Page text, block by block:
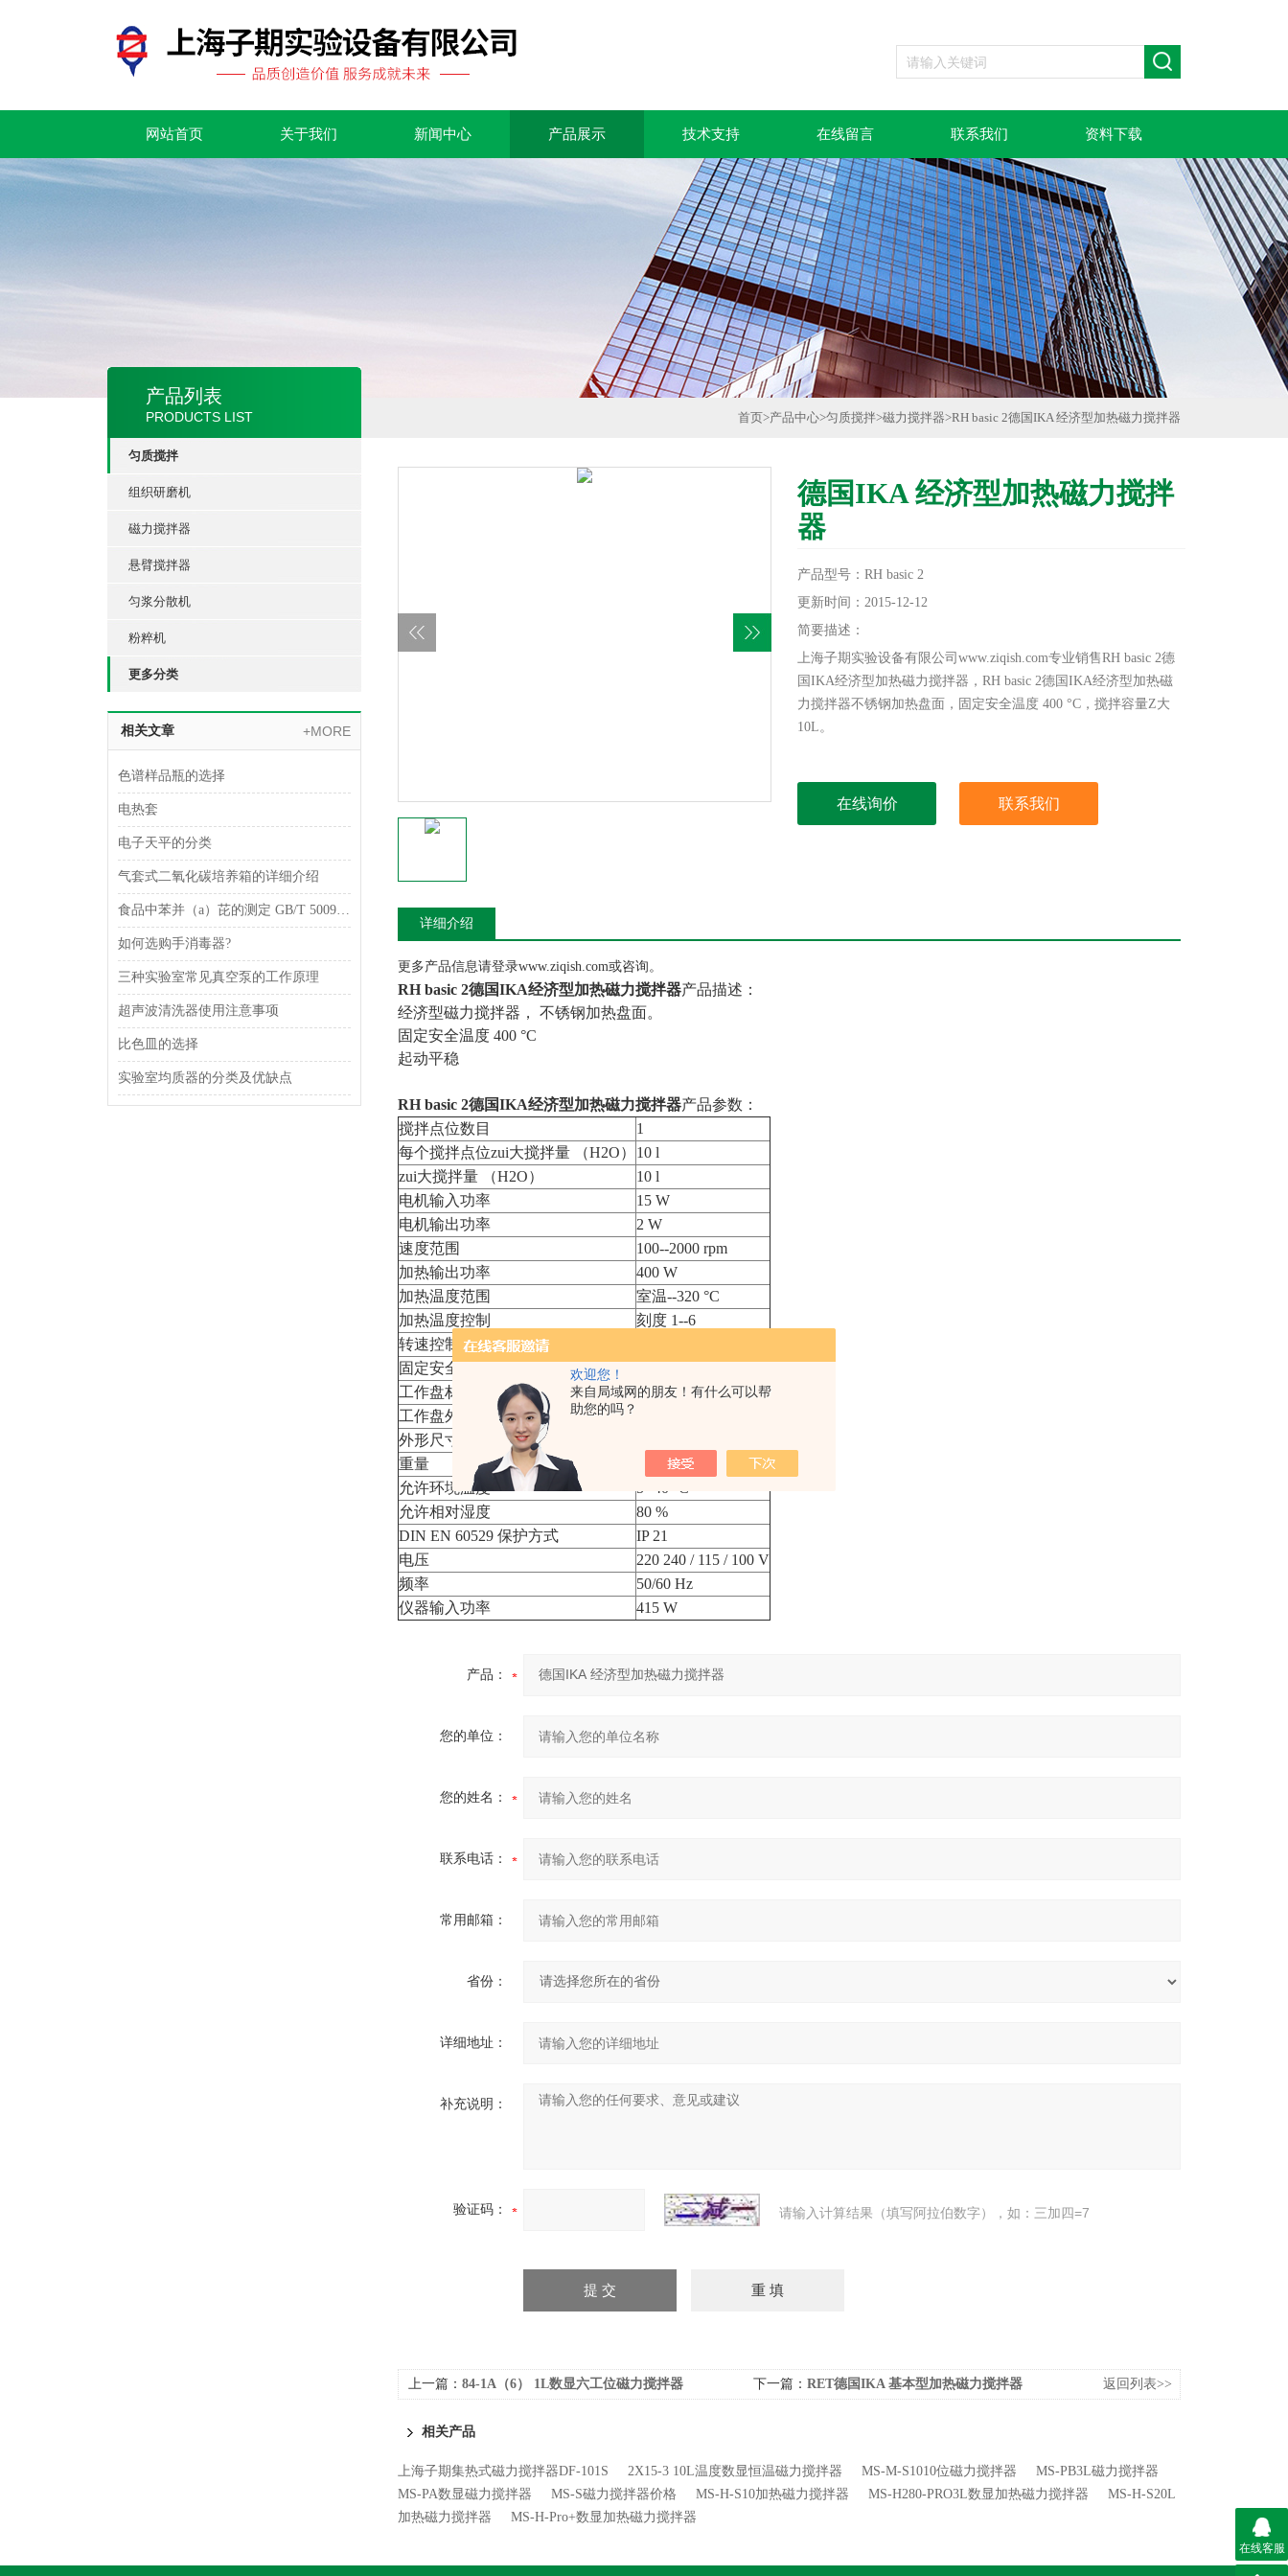
欢迎您！
来自局域网的朋友！有什么可以帮
助您的吗？
网站首页 关于我们 新闻中心 产品展示 技术支持 在线留言 联系我们 资料下载
产品列表
PRODUCTS LIST
匀质搅拌
组织研磨机
磁力搅拌器
悬臂搅拌器
匀浆分散机
粉粹机
更多分类
相关文章 +MORE
色谱样品瓶的选择
电热套
电子天平的分类
气套式二氧化碳培养箱的详细介绍
食品中苯并（a）芘的测定 GB/T 5009.27-2003
如何选购手消毒器?
三种实验室常见真空泵的工作原理
超声波清洗器使用注意事项
比色皿的选择
实验室均质器的分类及优缺点
首页>产品中心>匀质搅拌>磁力搅拌器>RH basic 2德国IKA 经济型加热磁力搅拌器
德国IKA 经济型加热磁力搅拌
器
产品型号：RH basic 2
更新时间：2015-12-12
简要描述：
上海子期实验设备有限公司www.ziqish.com专业销售RH basic 2德
国IKA经济型加热磁力搅拌器，RH basic 2德国IKA经济型加热磁
力搅拌器不锈钢加热盘面，固定安全温度 400 °C，搅拌容量Z大
10L。
在线询价 联系我们
详细介绍
更多产品信息请登录www.ziqish.com或咨询。
RH basic 2德国IKA经济型加热磁力搅拌器产品描述：
经济型磁力搅拌器， 不锈钢加热盘面。
固定安全温度 400 °C
起动平稳
RH basic 2德国IKA经济型加热磁力搅拌器产品参数：
搅拌点位数目
1
每个搅拌点位zui大搅拌量 （H2O）
10 l
zui大搅拌量 （H2O）
10 l
电机输入功率
15 W
电机输出功率
2 W
速度范围
100--2000 rpm
加热输出功率
400 W
加热温度范围
室温--320 °C
加热温度控制
刻度 1--6
转速控制
固定安全温度回路
工作盘材质
不锈钢 1.4301
工作盘外形尺寸
外形尺寸
重量
2.4 kg
允许环境温度
5--40 °C
允许相对湿度
80 %
DIN EN 60529 保护方式
IP 21
电压
220 240 / 115 / 100 V
频率
50/60 Hz
仪器输入功率
415 W
产品：
您的单位：
您的姓名：
联系电话：
常用邮箱：
省份：
详细地址：
补充说明：
验证码： 请输入计算结果（填写阿拉伯数字），如：三加四=7
上一篇： 84-1A（6） 1L数显六工位磁力搅拌器 下一篇： RET德国IKA 基本型加热磁力搅拌器 返回列表>>
相关产品
上海子期集热式磁力搅拌器DF-101S 2X15-3 10L温度数显恒温磁力搅拌器 MS-M-S1010位磁力搅拌器
MS-PB3L磁力搅拌器
MS-PA数显磁力搅拌器
MS-S磁力搅拌器价格 MS-H-S10加热磁力搅拌器 MS-H280-PRO3L数显加热磁力搅拌器
MS-H-S20L
加热磁力搅拌器
MS-H-Pro+数显加热磁力搅拌器
在线客服